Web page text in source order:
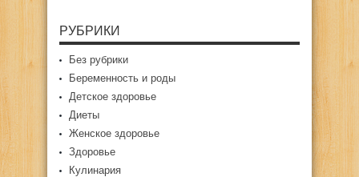
РУБРИКИ
Без рубрики
Беременность и роды
Детское здоровье
Диеты
Женское здоровье
Здоровье
Кулинария